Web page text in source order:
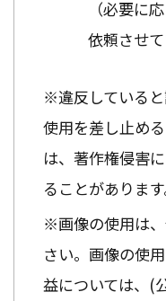
（必要に
依頼させて
※違反している
使用を差し止め
は、著作権侵害
ることがあります
※画像の使用は
さい。画像の使
益については、(